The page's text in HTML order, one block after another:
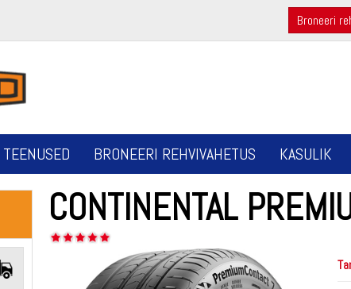
Broneeri
TEENUSED BRONEERI REHVIVAHETUS KASULIK
CONTINENTAL